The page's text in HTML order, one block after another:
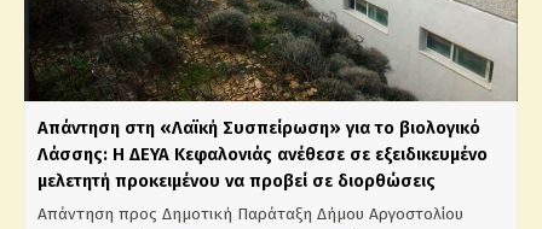
Απάντηση στη «Λαϊκή Συσπείρωση» για το βιολογικό
Λάσσης: Η ΔΕΥΑ Κεφαλονιάς ανέθεσε σε εξειδικευμένο
μελετητή προκειμένου να προβεί σε διορθώσεις
Απάντηση προς Δημοτική Παράταξη Δήμου Αργοστολίου